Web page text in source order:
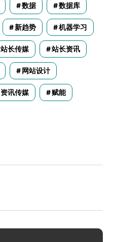
数据 数据库
新趋势 机器学习
站长传媒 站长资讯
网站设计
资讯传媒 赋能